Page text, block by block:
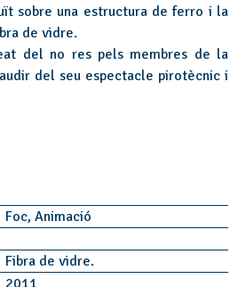
sobre una estructura de ferro i la
de vidre.
del no res pels membres de la
del seu espectacle pirotècnic i
Foc, Animació
Fibra de vidre.
2011